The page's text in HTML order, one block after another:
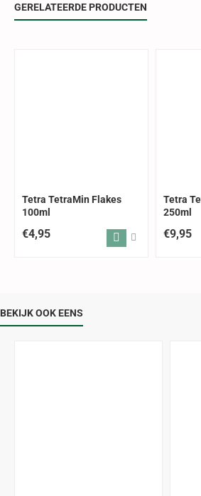
GERELATEERDE PRODUCTEN
Tetra TetraMin Flakes
100ml
€4,95
Tetra
250ml
€9,95
BEKIJK OOK EENS